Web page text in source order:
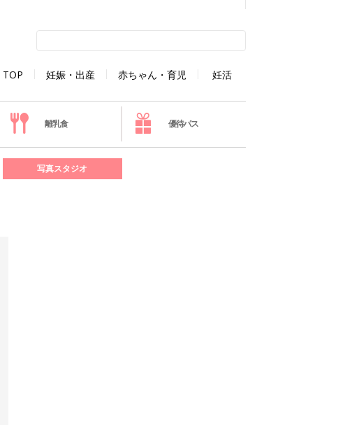
TOP 妊娠・出産 赤ちゃん・育児 妊活
離乳食 優待パス
写真スタジオ